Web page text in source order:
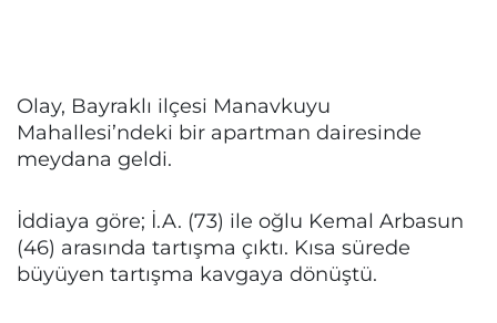
Olay, Bayraklı ilçesi Manavkuyu
Mahallesi’ndeki bir apartman dairesinde
meydana geldi.
İddiaya göre; İ.A. (73) ile oğlu Kemal Arbasun
(46) arasında tartışma çıktı. Kısa sürede
büyüyen tartışma kavgaya dönüştü.